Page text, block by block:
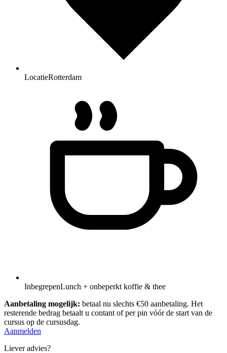
LocatieRotterdam
InbegrepenLunch + onbeperkt koffie & thee
Aanbetaling mogelijk: betaal nu slechts €50 aanbetaling. Het
resterende bedrag betaalt u contant of per pin vóór de start van de
cursus op de cursusdag.
Aanmelden
Liever advies?